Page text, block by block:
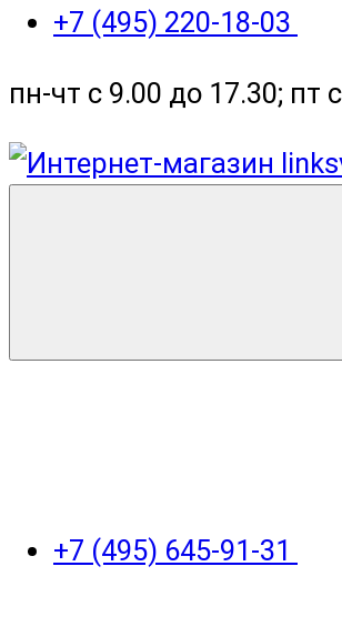
+7 (495) 220-18-03
пн-чт с 9.00 до 17.30; пт
+7 (495) 645-91-31